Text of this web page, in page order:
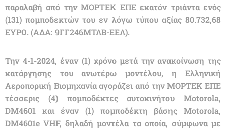
παραλαβή από την ΜΟΡΤΕΚ ΕΠΕ εκατόν τριάντα ενός
(131) πομποδεκτών του εν λόγω τύπου αξίας 80.732,68
ΕΥΡΩ. (ΑΔΑ: 9ΓΓ246ΜΤΛΒ-ΕΕΛ).
Την 4-1-2024, έναν (1) χρόνο μετά την ανακοίνωση της
κατάργησης του ανωτέρω μοντέλου, η Ελληνική
Αεροπορική Βιομηχανία αγοράζει από την ΜΟΡΤΕΚ ΕΠΕ
τέσσερις (4) πομποδέκτες αυτοκινήτου Motorola,
DM4601 και έναν (1) πομποδέκτη βάσης Motorola,
DM4601e VHF, δηλαδή μοντέλα τα οποία, σύμφωνα με